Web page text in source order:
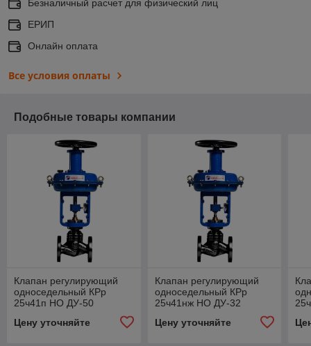
Безналичный расчет для физический лиц
ЕРИП
Онлайн оплата
Все условия оплаты
Подобные товары компании
Клапан регулирующий
односедельный КРр
25ч41п НО ДУ-50
Цену уточняйте
Клапан регулирующий
односедельный КРр
25ч41нж НО ДУ-32
Цену уточняйте